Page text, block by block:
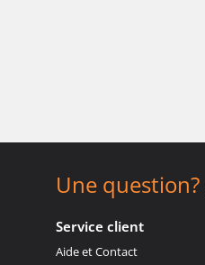
Une question?
Service client
Aide et Contact